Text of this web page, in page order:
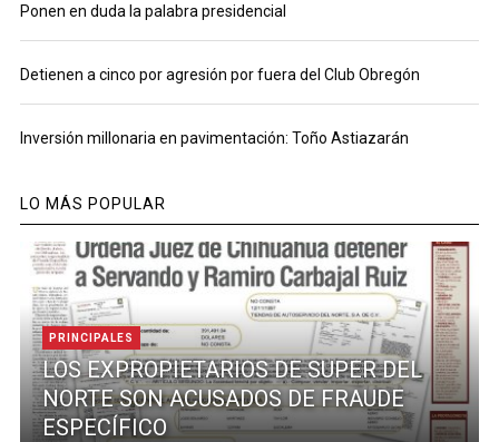
Ponen en duda la palabra presidencial
Detienen a cinco por agresión por fuera del Club Obregón
Inversión millonaria en pavimentación: Toño Astiazarán
LO MÁS POPULAR
PRINCIPALES
LOS EXPROPIETARIOS DE SUPER DEL
NORTE SON ACUSADOS DE FRAUDE
ESPECÍFICO